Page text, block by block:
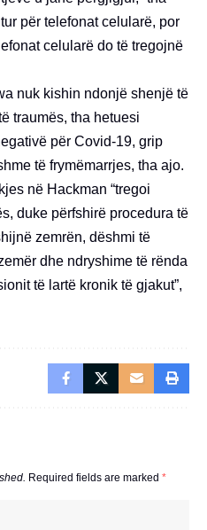
për telefonat celularë, por
celularë do të tregojnë
nuk kishin ndonjë shenjë të
traumës, tha hetuesi
për Covid-19, grip
të frymëmarrjes, tha ajo.
në Hackman “tregoi
duke përfshirë procedura të
zemrën, dëshmi të
dhe ndryshime të rënda
të lartë kronik të gjakut”,
Required fields are marked *